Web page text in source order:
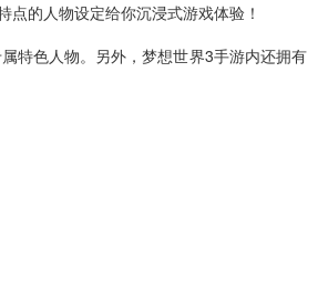
的人物设定给你沉浸式游戏体验！
特色人物。另外，梦想世界3手游内还拥有